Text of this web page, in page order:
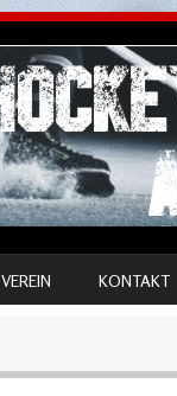
VEREIN KONTAKT